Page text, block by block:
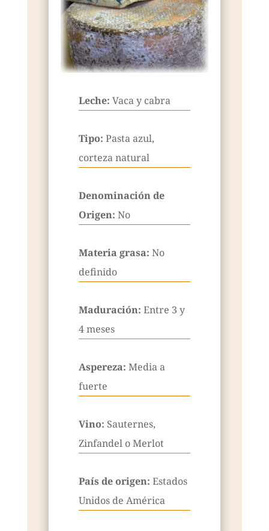
Leche: Vaca y cabra
Tipo: Pasta azul,
corteza natural
Denominación de
Origen: No
Materia grasa: No
definido
Maduración: Entre 3 y
4 meses
Aspereza: Media a
fuerte
Vino: Sauternes,
Zinfandel o Merlot
País de origen: Estados
Unidos de América